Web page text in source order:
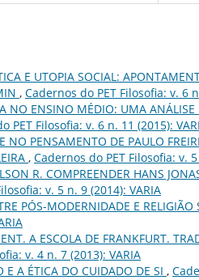
E UTOPIA SOCIAL:
, Cadernos do PET Filosofia: v. 6
NO ENSINO MÉDIO: UMA
PET Filosofia: v. 6 n. 11 (2015):
NO PENSAMENTO DE PAULO
, Cadernos do PET Filosofia: v.
R. COMPREENDER HANS
v. 5 n. 9 (2014): VARIA
PÓS-MODERNIDADE E
A ESCOLA DE FRANKFURT.
v. 4 n. 7 (2013): VARIA
E A ÉTICA DO CUIDADO DE SI ,